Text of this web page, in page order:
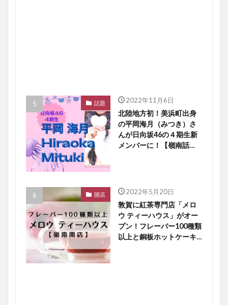
話題 2022年11月6日
北陸地方初！美浜町出身
の平岡海月（みつき）さ
んが日向坂46の４期生新
メンバーに！【嶺南話
開店 2022年5月20日
敦賀に紅茶専門店「メロ
ウ ティーハウス」がオー
プン！フレーバー100種類
以上と銅板ホットケーキ